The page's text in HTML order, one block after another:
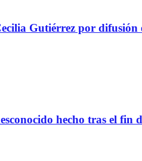
Gutiérrez por difusión
hecho tras el fin